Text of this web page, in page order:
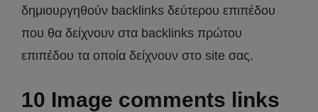
δημιουργηθούν backlinks δεύτερου επιπέδου
που θα δείχνουν στα backlinks πρώτου
επιπέδου τα οποία δείχνουν στο site σας.
10 Image comments links